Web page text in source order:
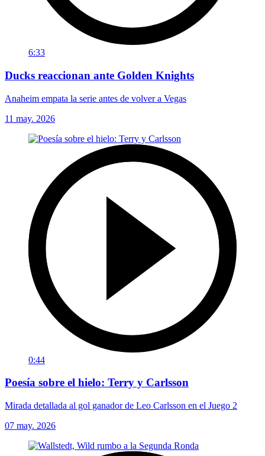
6:33
Ducks reaccionan ante Golden Knights
Anaheim empata la serie antes de volver a Vegas
11 may. 2026
0:44
Poesía sobre el hielo: Terry y Carlsson
Mirada detallada al gol ganador de Leo Carlsson en el Juego 2
07 may. 2026